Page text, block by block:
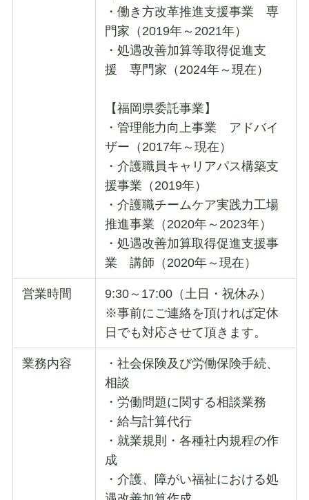
・働き方改革推進支援事業 専
門家（2019年～2021年）
・処遇改善加算等取得促進支
援 専門家（2024年～現在）
【福岡県委託事業】
・管理能力向上事業 アドバイ
ザー（2017年～現在）
・介護職員キャリアパス構築支
援事業（2019年）
・介護職チームケア実践力工場
推進事業（2020年～2023年）
・処遇改善加算取得促進支援事
業 講師（2020年～現在）
営業時間
9:30～17:00（土日・祝休み）
※事前にご連絡を頂ければ定休
日でも対応させて頂きます。
業務内容
・社会保険及び労働保険手続、
相談
・労働問題に関する相談業務
・給与計算代行
・就業規則・各種社内規程の作
成
・介護、障がい福祉における処